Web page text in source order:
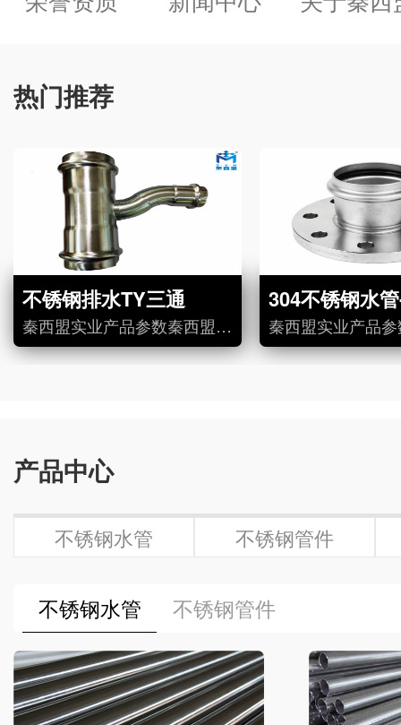
热门推荐
不锈钢排水TY三通
秦西盟实业产品参数秦西盟实业产品特点秦西盟实业产品应用广泛用于食品加工管道、燃气管道、供暖管道、消防管道；冷热水管道、自来水管道、直饮水管道；工业压缩气体管道、医用气体管道、船舶用管道。薄壁不锈钢管材...
产品中心
不锈钢水管 不锈钢管件
不锈钢水管 不锈钢管件